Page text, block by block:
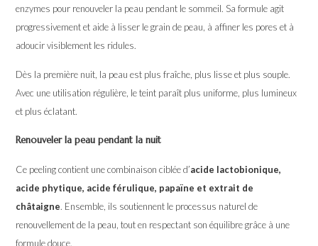
enzymes pour renouveler la peau pendant le sommeil. Sa formule agit
progressivement et aide à lisser le grain de peau, à affiner les pores et à
adoucir visiblement les ridules.
Dès la première nuit, la peau est plus fraîche, plus lisse et plus souple.
Avec une utilisation régulière, le teint paraît plus uniforme, plus lumineux
et plus éclatant.
Renouveler la peau pendant la nuit
Ce peeling contient une combinaison ciblée d’acide lactobionique,
acide phytique, acide férulique, papaïne et extrait de
châtaigne. Ensemble, ils soutiennent le processus naturel de
renouvellement de la peau, tout en respectant son équilibre grâce à une
formule douce.